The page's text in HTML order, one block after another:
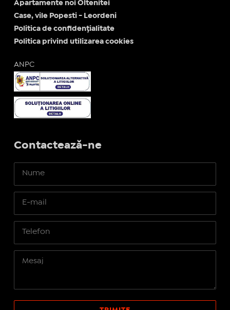
Apartamente noi Oltenitei
Case, vile Popesti - Leordeni
Politica de confidențialitate
Politica privind utilizarea cookies
ANPC
Contactează-ne